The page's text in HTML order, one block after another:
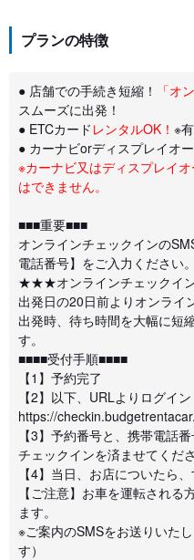
プランの特徴
● 店舗での手続き短縮！ 「オ
スムーズに出発！
● ETCカード レンタルOK！ ※
● カーナビorディスプレイオ
※カーナビ又はディスプレイ
はできません。
■■■重要■■■
オンラインチェックインの
電話番号】をご入力ください。
★★★オンラインチェックイ
出発日の20日前よりオンライ
出発時、待ち時間を大幅に短
す。
■■■■受付手順■■■■
【1】予約完了
【2】以下、URLよりログイン
https://
【3】予約番号と、携帯電話
チェックインを済ませてくださ
【4】当日、お店についたら
【ご注意】お車を運転される
ます。
※ご案内のSMSをお送りいた
す）